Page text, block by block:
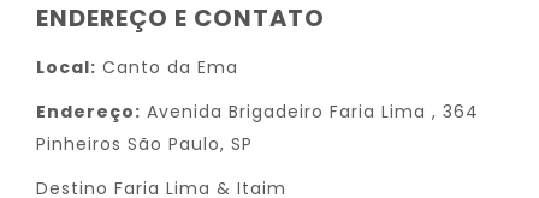
ENDEREÇO E CONTATO
Local: Canto da Ema
Endereço: Avenida Brigadeiro Faria Lima , 364
Pinheiros São Paulo, SP
Destino Faria Lima & Itaim